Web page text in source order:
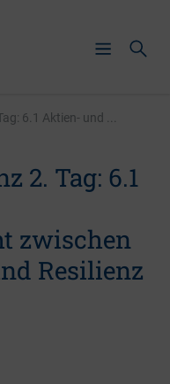
6.1 Aktien- und ...
2. Tag: 6.1
zwischen
Resilienz